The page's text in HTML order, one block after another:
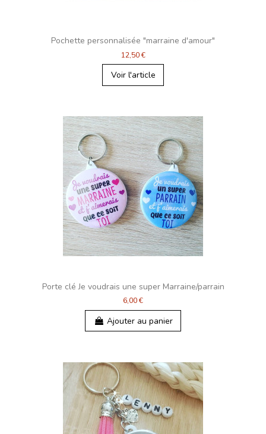
Pochette personnalisée "marraine d'amour"
12,50 €
Voir l'article
Porte clé Je voudrais une super Marraine/parrain
6,00 €
Ajouter au panier